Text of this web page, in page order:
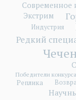
Современное
Экстрим
Индустрия
Редкий
Победители
Реплика